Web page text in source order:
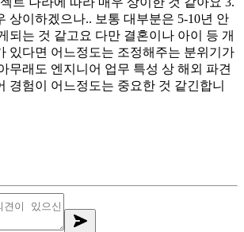
상이하겠으나.. 보통 대부분은 5-10년 안
되는 것 같고요 다만 결혼이나 아이 등 개
있다면 어느정도는 조정해주는 분위기가
무래도 엔지니어 업무 특성 상 해외 파견
경험이 어느정도는 중요한 것 같긴합니